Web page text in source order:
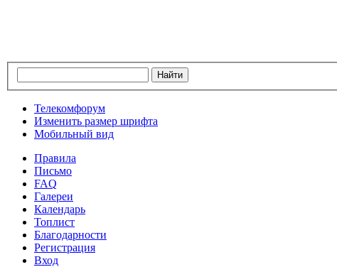
Телекомфорум
Изменить размер шрифта
Мобильный вид
Правила
Письмо
FAQ
Галереи
Календарь
Топлист
Благодарности
Регистрация
Вход